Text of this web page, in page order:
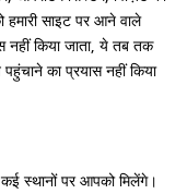
साइट पर आने वाले
नहीं किया जाता, ये तब तक
का प्रयास नहीं किया
स्थानों पर आपको मिलेंगे।